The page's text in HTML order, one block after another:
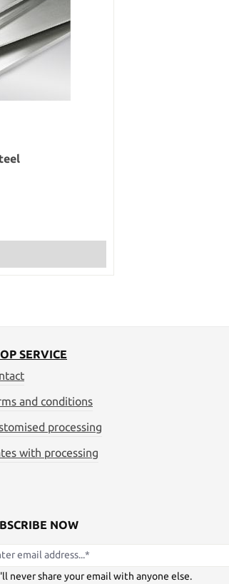
SERVICE
and conditions
processing
with processing
NOW
never share your email with anyone else.